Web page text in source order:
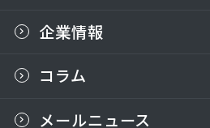
企業情報
コラム
メールニュース